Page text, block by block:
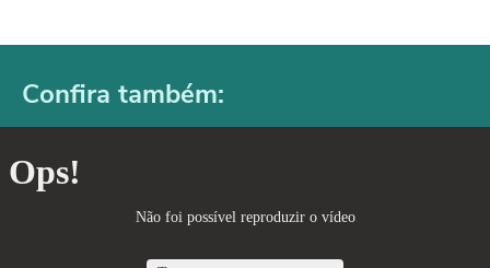
Confira também: